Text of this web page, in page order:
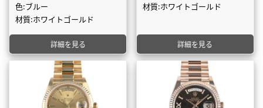
色:ブルー
材質:ホワイトゴールド
詳細を見る
材質:ホワイトゴールド
詳細を見る